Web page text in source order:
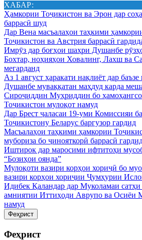
ХАБАР:
Ҳамкории Тоҷикистон ва Эрон дар
баррасӣ шуд
Дар Вена масъалаҳои таҳкими
Тоҷикистон ва Австрия баррасӣ
Имрӯз дар боғҳои шаҳри Душанбе
Бохтар, ноҳияҳои Ховалинг, Лахш ва
мегарданд
Аз 1 август ҳаракати нақлиёт дар
Душанбе муваққатан маҳдуд карда
Сироҷиддин Муҳриддин бо
Тоҷикистон мулоқот намуд
Дар Брест ҷаласаи 19-уми Комиссияи
Тоҷикистону Беларус баргузор гардид
Масъалаҳои таҳкими ҳамкории
мубориза бо ҷинояткорӣ баррасӣ
Иштирок дар маросими ифтитоҳи
“Бозиҳои оянда”
Мулоқоти вазири корҳои хориҷӣ бо
вазири корҳои хориҷии Ҷумҳурии
Идибек Қаландар дар Муколамаи сатҳи
амниятии Иттиҳоди Аврупо ва Осиёи
намуд
Феҳрист
Феҳрист